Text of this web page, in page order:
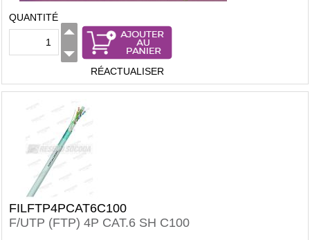
QUANTITÉ
RÉACTUALISER
FILFTP4PCAT6C100
F/UTP (FTP) 4P CAT.6 SH C100